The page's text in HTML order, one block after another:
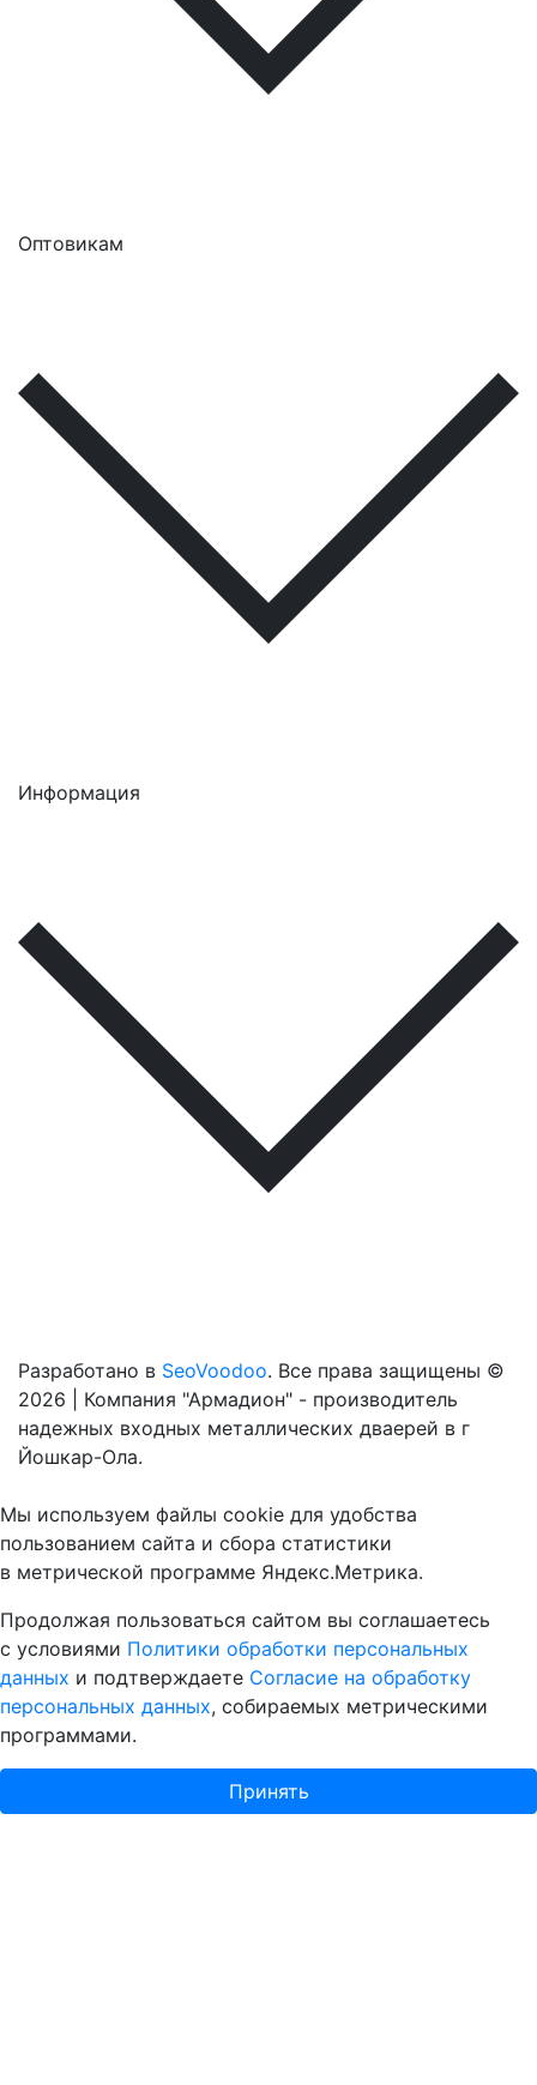
Оптовикам
Информация
Разработано в SeoVoodoo. Все права защищены ©
2026 | Компания "Армадион" - производитель
надежных входных металлических дваерей в г
Йошкар-Ола.
Мы используем файлы cookie для удобства
пользованием сайта и сбора статистики
в метрической программе Яндекс.Метрика.
Продолжая пользоваться сайтом вы соглашаетесь
с условиями Политики обработки персональных
данных и подтверждаете Согласие на обработку
персональных данных, собираемых метрическими
программами.
Принять